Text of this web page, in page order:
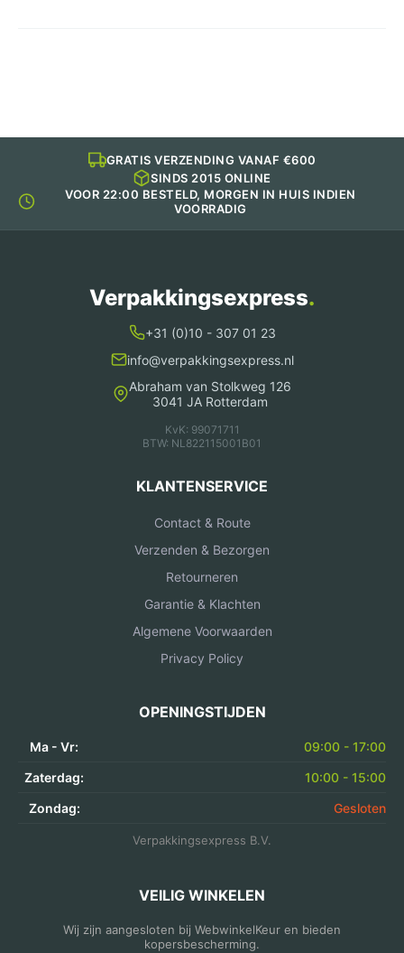
GRATIS VERZENDING VANAF €600
SINDS 2015 ONLINE
VOOR 22:00 BESTELD, MORGEN IN HUIS INDIEN
VOORRADIG
Verpakkingsexpress.
+31 (0)10 - 307 01 23
info@verpakkingsexpress.nl
Abraham van Stolkweg 126
3041 JA Rotterdam
KvK: 99071711
BTW: NL822115001B01
KLANTENSERVICE
Contact & Route
Verzenden & Bezorgen
Retourneren
Garantie & Klachten
Algemene Voorwaarden
Privacy Policy
OPENINGSTIJDEN
Ma - Vr:
09:00 - 17:00
Zaterdag:
10:00 - 15:00
Zondag:
Gesloten
Verpakkingsexpress B.V.
VEILIG WINKELEN
Wij zijn aangesloten bij WebwinkelKeur en bieden
kopersbescherming.